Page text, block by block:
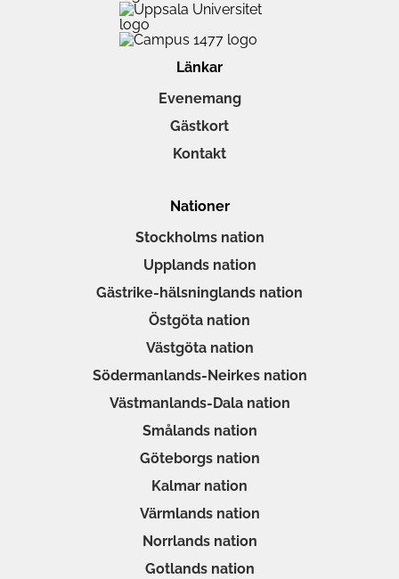
Länkar
Evenemang
Gästkort
Kontakt
Nationer
Stockholms nation
Upplands nation
Gästrike-hälsninglands nation
Östgöta nation
Västgöta nation
Södermanlands-Neirkes nation
Västmanlands-Dala nation
Smålands nation
Göteborgs nation
Kalmar nation
Värmlands nation
Norrlands nation
Gotlands nation